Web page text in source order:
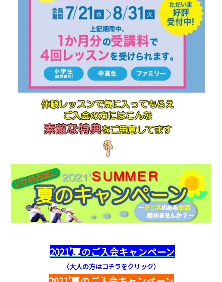
2021’夏のご入会キャンペーン
（大人の方はコチラをクリック）